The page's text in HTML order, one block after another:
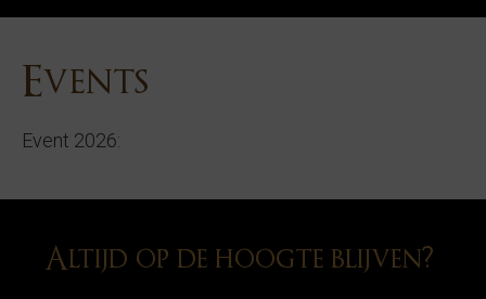
Events
Event 2026:
Altijd op de hoogte blijven?